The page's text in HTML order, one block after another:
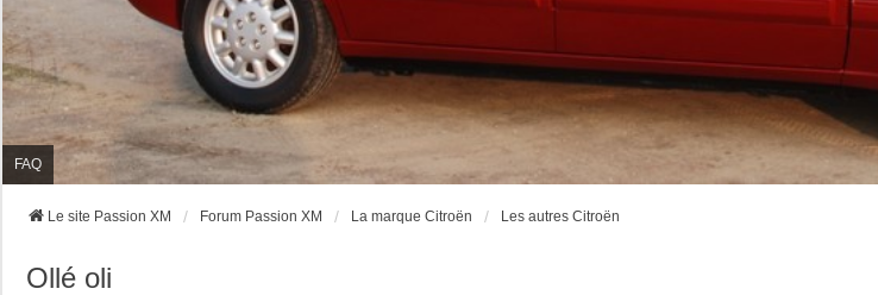
FAQ
Le site Passion XM Forum Passion XM La marque Citroën Les autres Citroën
Ollé oli